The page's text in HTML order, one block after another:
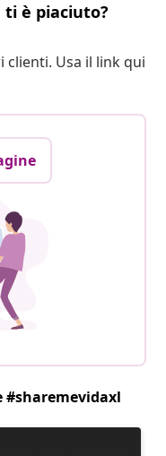
è piaciuto?
clienti. Usa il link qui